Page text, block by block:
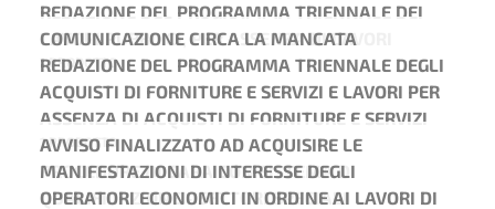
REDAZIONE DEL PROGRAMMA TRIENNALE DEI
LAVORI PUBBLICI, PER ASSENZA DI LAVORI
1 PRODOTTO
COMUNICAZIONE CIRCA LA MANCATA
REDAZIONE DEL PROGRAMMA TRIENNALE DEGLI
ACQUISTI DI FORNITURE E SERVIZI E LAVORI PER
ASSENZA DI ACQUISTI DI FORNITURE E SERVIZI
1 PRODOTTO
PROCEDURE DI GARA CON SISTEMA DI
QUALIFICAZIONE - SETTORI SPECIALI
AVVISO FINALIZZATO AD ACQUISIRE LE
MANIFESTAZIONI DI INTERESSE DEGLI
OPERATORI ECONOMICI IN ORDINE AI LAVORI DI